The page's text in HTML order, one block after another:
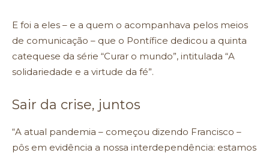
E foi a eles – e a quem o acompanhava pelos meios
de comunicação – que o Pontífice dedicou a quinta
catequese da série “Curar o mundo”, intitulada “A
solidariedade e a virtude da fé”.
Sair da crise, juntos
“A atual pandemia – começou dizendo Francisco –
pôs em evidência a nossa interdependência: estamos